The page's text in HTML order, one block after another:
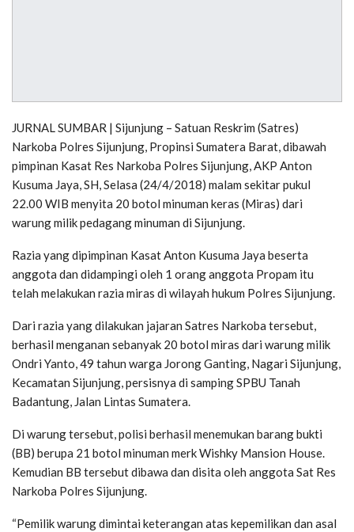
JURNAL SUMBAR | Sijunjung – Satuan Reskrim (Satres)
Narkoba Polres Sijunjung, Propinsi Sumatera Barat, dibawah
pimpinan Kasat Res Narkoba Polres Sijunjung, AKP Anton
Kusuma Jaya, SH, Selasa (24/4/2018) malam sekitar pukul
22.00 WIB menyita 20 botol minuman keras (Miras) dari
warung milik pedagang minuman di Sijunjung.
Razia yang dipimpinan Kasat Anton Kusuma Jaya beserta
anggota dan didampingi oleh 1 orang anggota Propam itu
telah melakukan razia miras di wilayah hukum Polres Sijunjung.
Dari razia yang dilakukan jajaran Satres Narkoba tersebut,
berhasil menganan sebanyak 20 botol miras dari warung milik
Ondri Yanto, 49 tahun warga Jorong Ganting, Nagari Sijunjung,
Kecamatan Sijunjung, persisnya di samping SPBU Tanah
Badantung, Jalan Lintas Sumatera.
Di warung tersebut, polisi berhasil menemukan barang bukti
(BB) berupa 21 botol minuman merk Wishky Mansion House.
Kemudian BB tersebut dibawa dan disita oleh anggota Sat Res
Narkoba Polres Sijunjung.
“Pemilik warung dimintai keterangan atas kepemilikan dan asal